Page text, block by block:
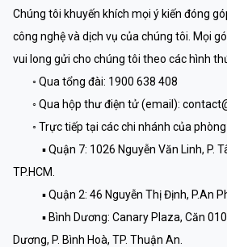
Chúng tôi khuyến khích mọi ý kiến đóng
công nghệ và dịch vụ của chúng tôi. Mọi
vui long gửi cho chúng tôi theo các hình
◦ Qua tổng đài: 1900 638 408
◦ Qua hộp thư điện tử (email):
◦ Trực tiếp tại các chi nhánh của phòng
▪ Quận 7: 1026 Nguyễn Văn Linh, P.
TP.HCM.
▪ Quận 2: 46 Nguyễn Thị Định, P.An
▪ Bình Dương: Canary Plaza, Căn
Dương, P. Bình Hoà, TP. Thuận An.